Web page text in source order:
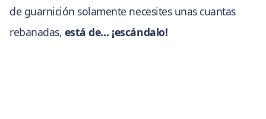
de guarnición solamente necesites unas cuantas
rebanadas, está de… ¡escándalo!